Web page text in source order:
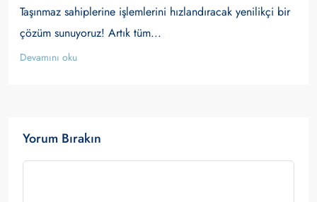
Taşınmaz sahiplerine işlemlerini hızlandıracak yenilikçi bir
çözüm sunuyoruz! Artık tüm...
Devamını oku
Yorum Bırakın